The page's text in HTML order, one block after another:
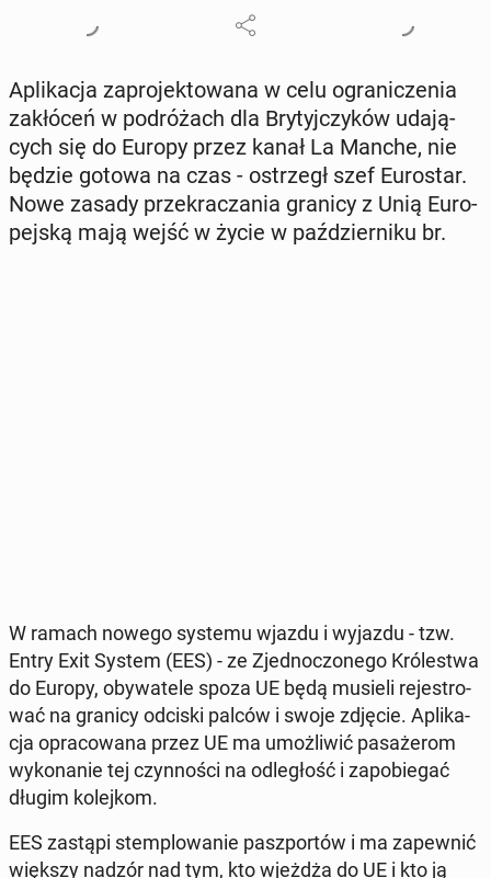
Apli­ka­cja za­pro­jek­to­wa­na w celu ogra­ni­cze­nia
za­kłó­ceń w po­dró­żach dla Bry­tyj­czy­ków uda­ją­
cych się do Europy przez kanał La Manche, nie
będzie gotowa na czas - ostrzegł szef Eu­ro­star.
Nowe zasady prze­kra­cza­nia granicy z Unią Eu­ro­
pej­ską mają wejść w życie w paź­dzier­ni­ku br.
W ramach nowego systemu wjazdu i wyjazdu - tzw.
Entry Exit System (EES) - ze Zjed­no­czo­ne­go Kró­le­stwa
do Europy, oby­wa­te­le spoza UE będą musieli re­je­stro­
wać na granicy odciski palców i swoje zdjęcie. Apli­ka­
cja opra­co­wa­na przez UE ma umoż­li­wić pa­sa­że­rom
wy­ko­na­nie tej czyn­no­ści na od­le­głość i za­po­bie­gać
długim ko­lej­kom.
EES zastąpi stem­plo­wa­nie pasz­por­tów i ma za­pew­nić
większy nadzór nad tym, kto wjeżdża do UE i kto ją